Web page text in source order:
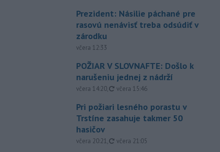
Prezident: Násilie páchané pre
rasovú nenávisť treba odsúdiť v
zárodku
včera 12:33
POŽIAR V SLOVNAFTE: Došlo k
narušeniu jednej z nádrží
včera 14:20, aktualizované
včera 15:46
Pri požiari lesného porastu v
Trstíne zasahuje takmer 50
hasičov
včera 20:21, aktualizované
včera 21:05